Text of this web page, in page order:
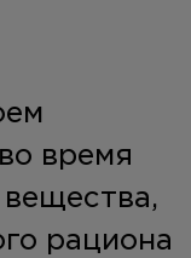
время
рациона